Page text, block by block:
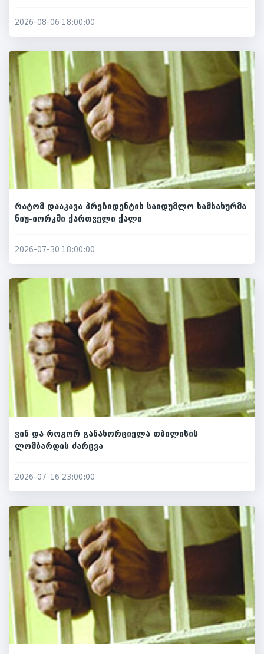
2026-08-06 18:00:00
რატომ დააკავა პრეზიდენტის საიდუმლო სამსახურმა
ნიუ-იორკში ქართველი ქალი
2026-07-30 18:00:00
ვინ და როგორ განახორციელა თბილისის
ლომბარდის ძარცვა
2026-07-16 23:00:00